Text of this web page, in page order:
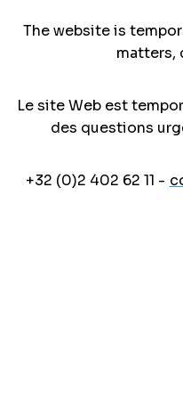
The website is
matters,
Le site Web est
des questions
+32 (0)2 402 62 11 -